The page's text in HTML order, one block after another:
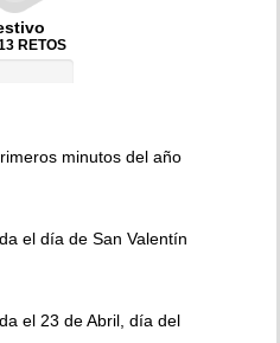
RETOS
minutos del año
el día de San Valentín
el 23 de Abril, día del